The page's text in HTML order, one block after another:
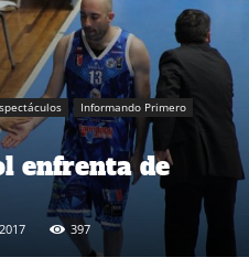
Informando Primero
enfrenta de
397